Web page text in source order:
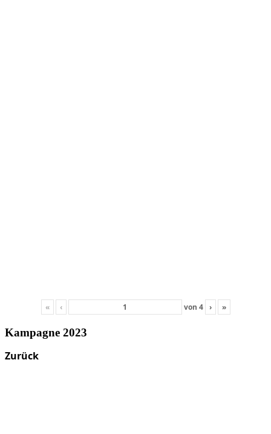
« ‹ von 4 › »
Kampagne 2023
Zurück